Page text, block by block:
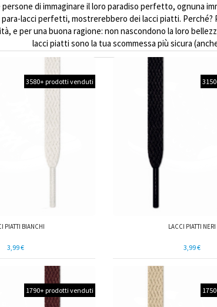
di immaginare il loro paradiso perfetto, ognuna
lacci perfetti, mostrerebbero dei lacci piatti. Perché?
e per una buona ragione: non nascondono la loro
lacci piatti sono la tua scommessa più sicura
3580+ prodotti venduti
PIATTI BIANCHI
3,99 €
LACCI PIATTI NERI
3,99 €
1790+ prodotti venduti